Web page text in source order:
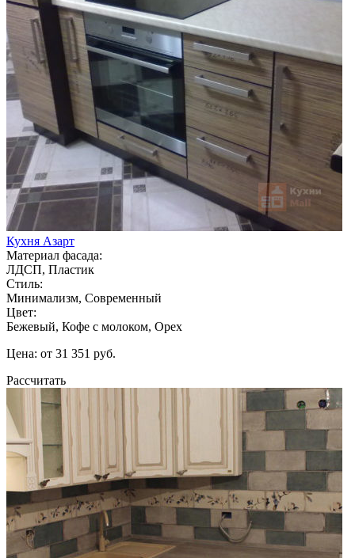
Кухня Азарт
Материал фасада:
ЛДСП, Пластик
Стиль:
Минимализм, Современный
Цвет:
Бежевый, Кофе с молоком, Орех
Цена: от 31 351 руб.
Рассчитать